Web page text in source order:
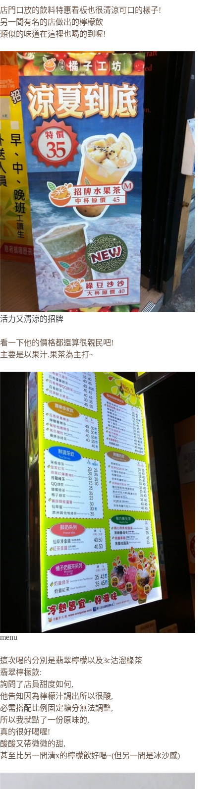
店門口放的飲料特惠看板也很清涼可口的樣子!
另一間有名的店做出的檸檬飲
類似的味道在這裡也喝的到喔!
活力又清涼的招牌
看一下他的價格都還算很親民吧!
主要是以果汁.果茶為主打~
menu
這次喝的分別是翡翠檸檬以及3c沽溜綠茶
翡翠檸檬飲:
詢問了店員甜度如何,
他告知因為檸檬汁調出所以很酸,
必需搭配比例固定糖分無法調整,
所以我就點了一份原味的,
真的很好喝喔!
酸酸又帶微微的甜,
甚至比另一間清x的檸檬飲好喝~(但另一間是冰沙感)